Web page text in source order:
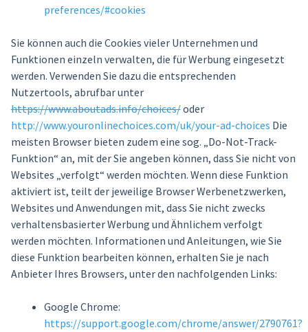
preferences/#cookies
Sie können auch die Cookies vieler Unternehmen und
Funktionen einzeln verwalten, die für Werbung eingesetzt
werden. Verwenden Sie dazu die entsprechenden
Nutzertools, abrufbar unter
https://www.aboutads.info/choices/oder
http://www.youronlinechoices.com/uk/your-ad-choices Die
meisten Browser bieten zudem eine sog. „Do-Not-Track-
Funktion“ an, mit der Sie angeben können, dass Sie nicht von
Websites „verfolgt“ werden möchten. Wenn diese Funktion
aktiviert ist, teilt der jeweilige Browser Werbenetzwerken,
Websites und Anwendungen mit, dass Sie nicht zwecks
verhaltensbasierter Werbung und Ähnlichem verfolgt
werden möchten. Informationen und Anleitungen, wie Sie
diese Funktion bearbeiten können, erhalten Sie je nach
Anbieter Ihres Browsers, unter den nachfolgenden Links:
Google Chrome:
https://support.google.com/chrome/answer/2790761?